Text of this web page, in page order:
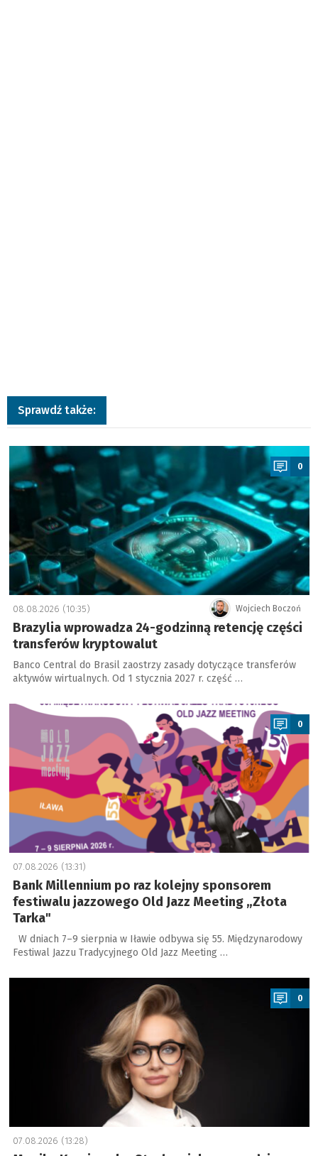
Sprawdź także:
a
0
Wojciech Boczoń
08.08.2026 (10:35)
Brazylia wprowadza 24-godzinną retencję części
transferów kryptowalut
Banco Central do Brasil zaostrzy zasady dotyczące transferów
aktywów wirtualnych. Od 1 stycznia 2027 r. część …
a
0
07.08.2026 (13:31)
Bank Millennium po raz kolejny sponsorem
festiwalu jazzowego Old Jazz Meeting „Złota
Tarka"
W dniach 7–9 sierpnia w Iławie odbywa się 55. Międzynarodowy
Festiwal Jazzu Tradycyjnego Old Jazz Meeting …
a
0
07.08.2026 (13:28)